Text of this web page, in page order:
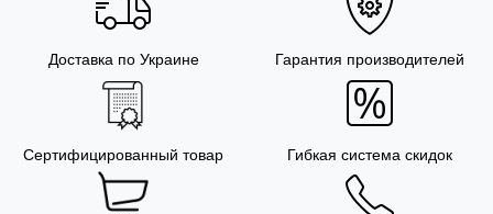
Доставка по Украине Гарантия производителей
Сертифицированный товар Гибкая система скидок